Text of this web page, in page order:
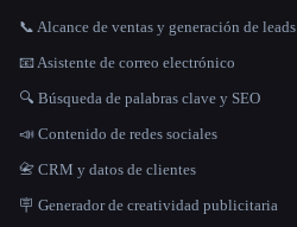
📞 Alcance de ventas y generación de leads
📧 Asistente de correo electrónico
🔍 Búsqueda de palabras clave y SEO
📣 Contenido de redes sociales
📇 CRM y datos de clientes
🪧 Generador de creatividad publicitaria